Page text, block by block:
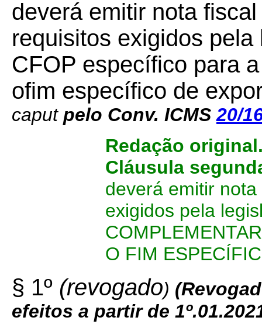
deverá emitir nota
requisitos exigidos
CFOP específico para
ofim específico de
caput pelo Conv. ICMS20/
Redação
Cláusula
deverá emitir
exigidos pela
O FIM
§ 1º (revogado) (
efeitos a partir de